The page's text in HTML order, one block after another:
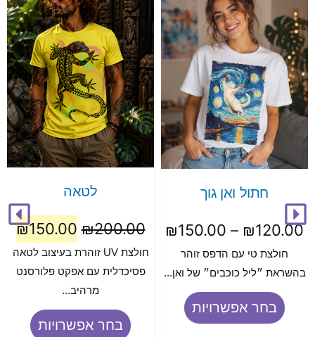
חתול ואן גוך
₪120.00
–
₪150.00
חולצת טי עם הדפס זוהר
בהשראת ״ליל כוכבים״ של ואן...
בחר אפשרויות
לטאה
₪200.00
₪150.00
חולצת UV זוהרת בעיצוב לטאה
פסיכדלית עם אפקט פלורסנט
מרהיב...
בחר אפשרויות